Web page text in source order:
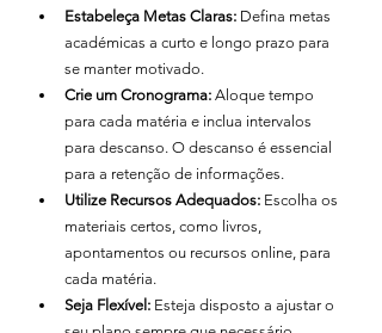
Estabeleça Metas Claras: Defina metas
académicas a curto e longo prazo para
se manter motivado.
Crie um Cronograma: Aloque tempo
para cada matéria e inclua intervalos
para descanso. O descanso é essencial
para a retenção de informações.
Utilize Recursos Adequados: Escolha os
materiais certos, como livros,
apontamentos ou recursos online, para
cada matéria.
Seja Flexível: Esteja disposto a ajustar o